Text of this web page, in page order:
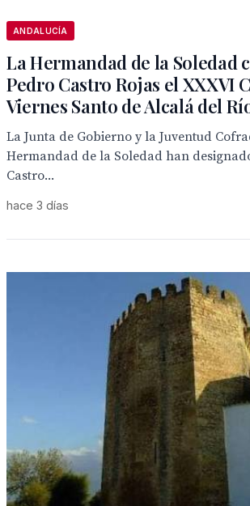
ANDALUCÍA
La Hermandad de la Soledad
Pedro Castro Rojas el XXXVI
Viernes Santo de Alcalá del
La Junta de Gobierno y la Juventud
Hermandad de la Soledad han
Castro...
hace 3 días